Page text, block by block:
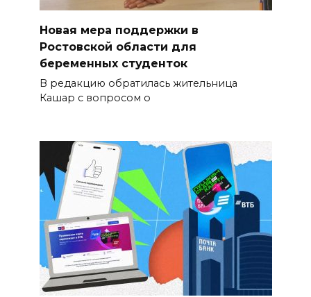
Новая мера поддержки в
Ростовской области для
беременных студенток
В редакцию обратилась жительница
Кашар с вопросом о